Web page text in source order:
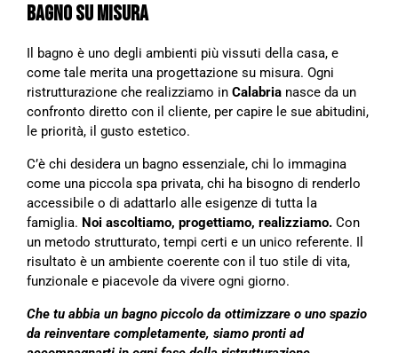
BAGNO SU MISURA
Il bagno è uno degli ambienti più vissuti della casa, e
come tale merita una progettazione su misura. Ogni
ristrutturazione che realizziamo in Calabria nasce da un
confronto diretto con il cliente, per capire le sue abitudini,
le priorità, il gusto estetico.
C’è chi desidera un bagno essenziale, chi lo immagina
come una piccola spa privata, chi ha bisogno di renderlo
accessibile o di adattarlo alle esigenze di tutta la
famiglia. Noi ascoltiamo, progettiamo, realizziamo. Con
un metodo strutturato, tempi certi e un unico referente. Il
risultato è un ambiente coerente con il tuo stile di vita,
funzionale e piacevole da vivere ogni giorno.
Che tu abbia un bagno piccolo da ottimizzare o uno spazio
da reinventare completamente, siamo pronti ad